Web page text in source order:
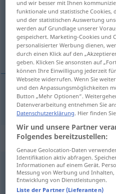
Übersicht aller
(Für mehr Details die
nemilý, protivný
nemilý,protivný leidig
Synonyme für
ärgerlich,unliebsam,störend
ziemlich) anstrengend,lästig
und wir besser mit Ihnen
funktionale und statistische Cookies,
und der statistischen Auswertung
werden auf Grundlage unserer
gespeichert. Marketing-Cookies und
personalisierter Werbung dienen,
durch einen Klick auf den
geben. Klicken Sie ansonsten auf
können Ihre Einwilligung jederzeit
Webseite widerrufen. Wenn Sie
und den Anpassungsmöglichkeiten
Button „Mehr Optionen“.
Datenverarbeitung entnehmen Sie
Datenschutzerklärung. Hier finden
Wir und unsere Partner
Folgendes bereitzustellen:
Genaue Geolocation-Daten
Identifikation aktiv abfragen.
Informationen auf einem Gerät.
Messung von Werbung und
Entwicklung von Dienstleistungen.
Liste der Partner (Lieferanten)